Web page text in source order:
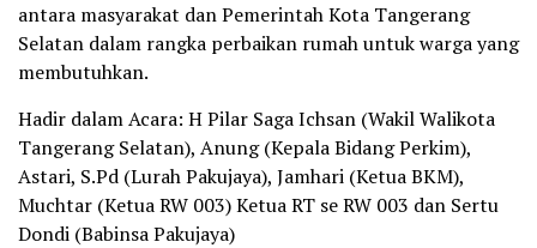
antara masyarakat dan Pemerintah Kota Tangerang
Selatan dalam rangka perbaikan rumah untuk warga yang
membutuhkan.
Hadir dalam Acara: H Pilar Saga Ichsan (Wakil Walikota
Tangerang Selatan), Anung (Kepala Bidang Perkim),
Astari, S.Pd (Lurah Pakujaya), Jamhari (Ketua BKM),
Muchtar (Ketua RW 003) Ketua RT se RW 003 dan Sertu
Dondi (Babinsa Pakujaya)